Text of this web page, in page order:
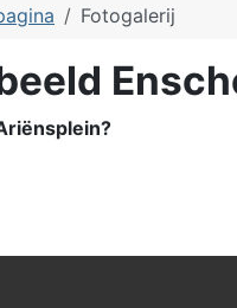
Fotogalerij